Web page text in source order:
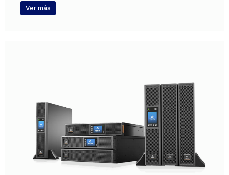
Ver más